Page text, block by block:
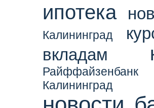
ипотека
Калининград
вкладам
Райффайзенбанк
Калининград